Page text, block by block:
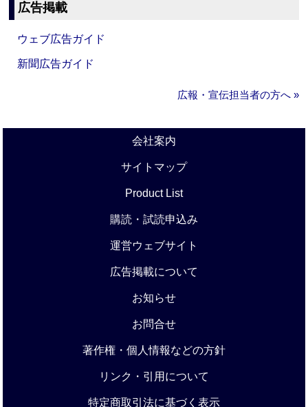
広告掲載
ウェブ広告ガイド
新聞広告ガイド
広報・宣伝担当者の方へ »
会社案内
サイトマップ
Product List
購読・試読申込み
運営ウェブサイト
広告掲載について
お知らせ
お問合せ
著作権・個人情報などの方針
リンク・引用について
特定商取引法に基づく表示